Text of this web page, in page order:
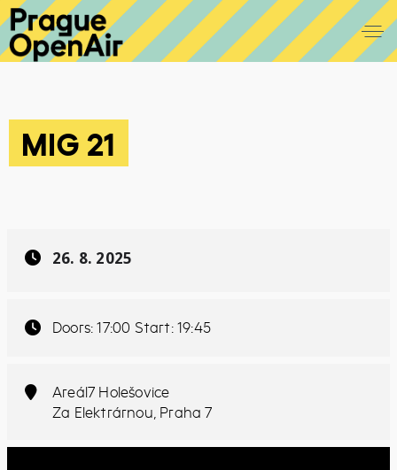
MIG 21
26. 8. 2025
Doors: 17:00 Start: 19:45
Areál7 Holešovice
Za Elektrárnou, Praha 7